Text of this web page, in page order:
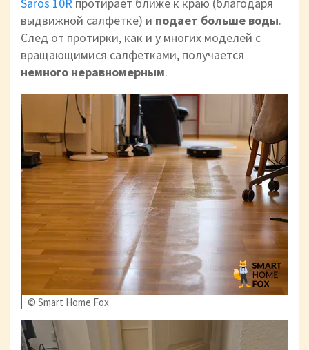
выдвижной салфетке) и подает больше воды.
След от протирки, как и у многих моделей с
вращающимися салфетками, получается
немного неравномерным.
© Smart Home Fox